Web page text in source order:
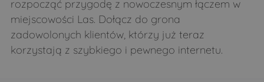
Trzeszczkowo
Twarogi Lackie
Twarogi Ruskie
Twarogi-Mazury
rozpocząć przygodę z nowoczesnym łączem w
miejscowości Las. Dołącz do grona
zadowolonych klientów, którzy już teraz
korzystają z szybkiego i pewnego internetu.